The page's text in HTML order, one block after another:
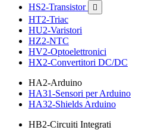
HS2-Transistor

HT2-Triac
HU2-Varistori
HZ2-NTC
HV2-Optoelettronici
HX2-Convertitori DC/DC
HA2-Arduino
HA31-Sensori per Arduino
HA32-Shields Arduino
HB2-Circuiti Integrati